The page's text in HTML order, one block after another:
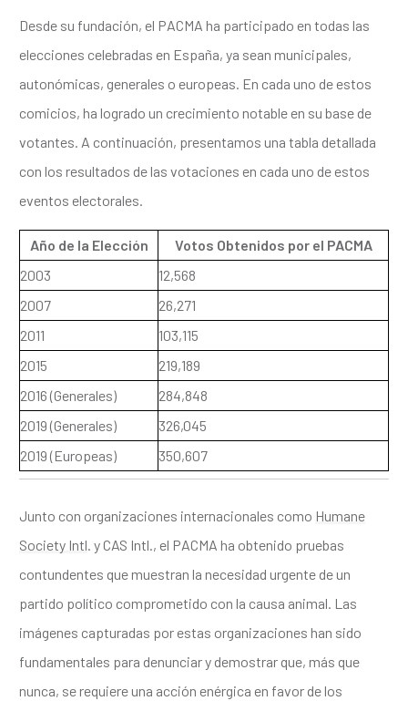
Desde su fundación, el PACMA ha participado en todas las
elecciones celebradas en España, ya sean municipales,
autonómicas, generales o europeas. En cada uno de estos
comicios, ha logrado un crecimiento notable en su base de
votantes. A continuación, presentamos una tabla detallada
con los resultados de las votaciones en cada uno de estos
eventos electorales.
Año de la Elección
Votos Obtenidos por el PACMA
2003
12,568
2007
26,271
2011
103,115
2015
219,189
2016 (Generales)
284,848
2019 (Generales)
326,045
2019 (Europeas)
350,607
Junto con organizaciones internacionales como Humane
Society Intl. y CAS Intl., el PACMA ha obtenido pruebas
contundentes que muestran la necesidad urgente de un
partido político comprometido con la causa animal. Las
imágenes capturadas por estas organizaciones han sido
fundamentales para denunciar y demostrar que, más que
nunca, se requiere una acción enérgica en favor de los